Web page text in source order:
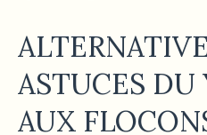
ASTUCES DU
AUX